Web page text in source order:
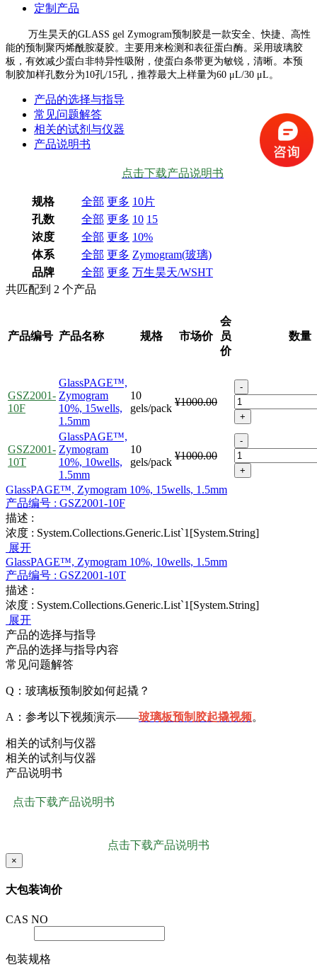
定制产品
万生昊天的GLASS gel Zymogram预制胶是一款安全、快捷、高性
能的预制聚丙烯酰胺凝胶。主要用来检测和表征蛋白酶。采用玻璃胶
板，有效减少蛋白非特异性吸附，使蛋白条带更为敏锐，清晰。本预
制胶加样孔数分为10孔/15孔，推荐最大上样量为60 μL/30 μL。
产品的选择与指导
常见问题解答
相关的试剂与仪器
产品说明书
点击下载产品说明书
规格 全部 更多 10片
孔数
全部 更多 10 15
浓度
全部 更多 10%
体系
全部 更多 Zymogram(玻璃)
品牌
全部 更多 万生昊天/WSHT
共匹配到 2 个产品
产品编号 产品名称 规格 市场价
会
员
价
数量
GSZ2001-
10F
GlassPAGE™,
Zymogram
10%, 15wells,
1.5mm
10
gels/pack
¥1000.00
-
+
GSZ2001-
10T
GlassPAGE™,
Zymogram
10%, 10wells,
1.5mm
10
gels/pack
¥1000.00
-
+
GlassPAGE™, Zymogram 10%, 15wells, 1.5mm
产品编号 : GSZ2001-10F
描述 :
浓度 : System.Collections.Generic.List`1[System.String]
展开
GlassPAGE™, Zymogram 10%, 10wells, 1.5mm
产品编号 : GSZ2001-10T
描述 :
浓度 : System.Collections.Generic.List`1[System.String]
展开
产品的选择与指导
产品的选择与指导内容
常见问题解答
Q：玻璃板预制胶如何起撬？
A：参考以下视频演示——玻璃板预制胶起撬视频。
相关的试剂与仪器
相关的试剂与仪器
产品说明书
点击下载产品说明书
点击下载产品说明书
×
大包装询价
CAS NO
包装规格